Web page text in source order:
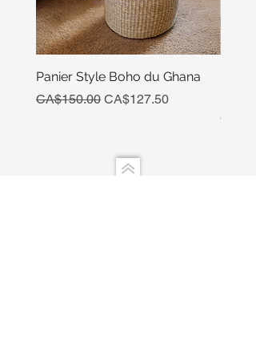
Panier Style Boho du Ghana
Regular Price
CA$150.00 Sale Price
CA$127.50
Price